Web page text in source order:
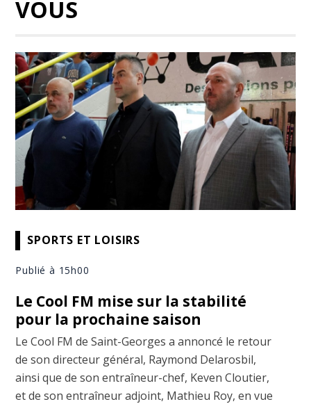
VOUS
SPORTS ET LOISIRS
Publié à 15h00
Le Cool FM mise sur la stabilité
pour la prochaine saison
Le Cool FM de Saint-Georges a annoncé le retour
de son directeur général, Raymond Delarosbil,
ainsi que de son entraîneur-chef, Keven Cloutier,
et de son entraîneur adjoint, Mathieu Roy, en vue